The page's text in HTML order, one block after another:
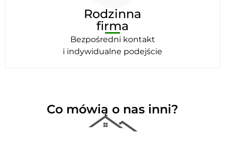
Rodzinna
firma
Bezpośredni kontakt
i indywidualne podejście
Co mówią o nas inni?